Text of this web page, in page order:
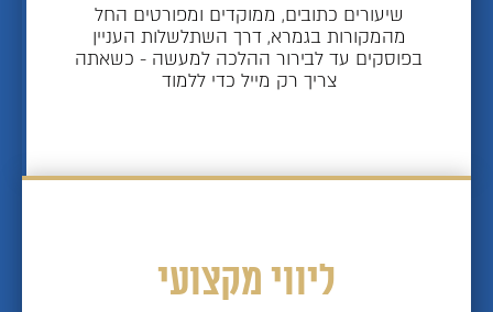
שיעורים כתובים, ממוקדים ומפורטים החל
מהמקורות בגמרא, דרך השתלשלות העניין
בפוסקים עד לבירור ההלכה למעשה - כשאתה
צריך רק מייל כדי ללמוד
ליווי מקצועי